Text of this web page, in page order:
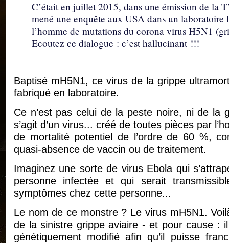
C’était en juillet 2015, dans une émission de la
mené une enquête aux USA dans un laboratoire
l’homme de mutations du corona virus H5N1
Ecoutez ce dialogue : c’est hallucinant !!!
Baptisé mH5N1, ce virus de la grippe
fabriqué en laboratoire.
Ce n’est pas celui de la peste noire, ni de la
s’agit d’un virus... créé de toutes pièces par
de mortalité potentiel de l’ordre de 60 %,
quasi-absence de vaccin ou de traitement.
Imaginez une sorte de virus Ebola qui
personne infectée et qui serait
symptômes chez cette personne...
Le nom de ce monstre ? Le virus mH5N1.
de la sinistre grippe aviaire - et pour cause :
génétiquement modifié afin qu’il puisse